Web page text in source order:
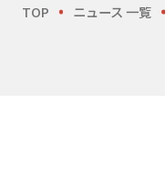
TOP ニュース 一覧